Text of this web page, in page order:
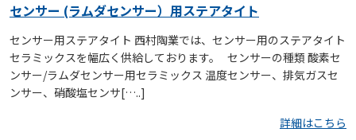
センサー (ラムダセンサー）用ステアタイト
センサー用ステアタイト 西村陶業では、センサー用のステアタイト
セラミックスを幅広く供給しております。 センサーの種類 酸素セ
ンサー/ラムダセンサー用セラミックス 温度センサー、排気ガスセ
ンサー、硝酸塩センサ[…..]
詳細はこちら